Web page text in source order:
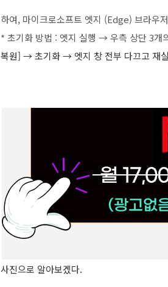
하여, 마이크로소프트 엣지 (Edge) 브라우
* 초기화 방법 : 엣지 실행 → 우측 상단 3개
복원] → 초기화→ 엣지 창 전부 다끄고 재
사진으로 알아보겠다.